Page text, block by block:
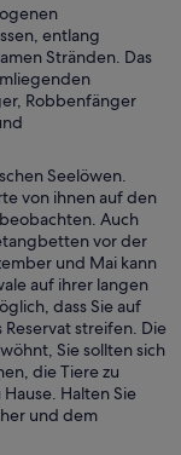
entlang
Stränden. Das
Robbenfänger
Seelöwen.
von ihnen auf den
Auch
vor der
und Mai kann
auf ihrer langen
dass Sie auf
streifen. Die
Sie sollten sich
die Tiere zu
Halten Sie
und dem